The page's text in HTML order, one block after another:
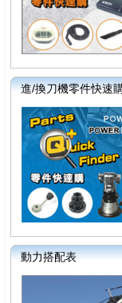
進/換刀機零件快速
動力搭配表